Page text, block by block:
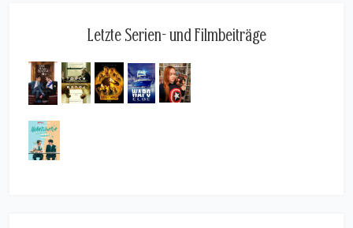
Letzte Serien- und Filmbeiträge